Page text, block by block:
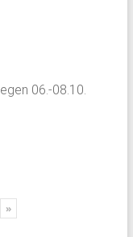
06.-08.10.
»